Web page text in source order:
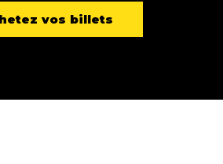
vos billets